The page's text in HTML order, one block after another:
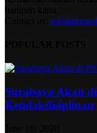
Surabaya Akan
Ketidakdisiplinan